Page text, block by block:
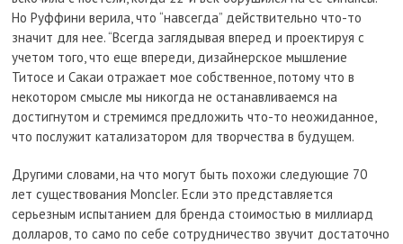
Но Руффини верила, что “навсегда” действительно что-то
значит для нее. “Всегда заглядывая вперед и проектируя с
учетом того, что еще впереди, дизайнерское мышление
Титосе и Сакаи отражает мое собственное, потому что в
некотором смысле мы никогда не останавливаемся на
достигнутом и стремимся предложить что-то неожиданное,
что послужит катализатором для творчества в будущем.
Другими словами, на что могут быть похожи следующие 70
лет существования Moncler. Если это представляется
серьезным испытанием для бренда стоимостью в миллиард
долларов, то само по себе сотрудничество звучит достаточно